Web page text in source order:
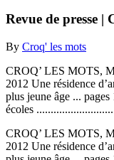
Revue de presse
By Croq' les mots
CROQ’ LES MOTS,
2012 Une résidence
plus jeune âge ...
écoles
CROQ’ LES MOTS,
2012 Une résidence